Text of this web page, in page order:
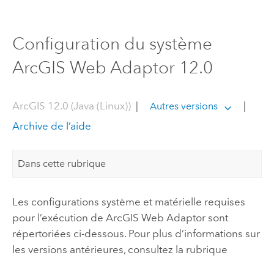
Configuration du système
ArcGIS Web Adaptor 12.0
ArcGIS 12.0 (Java (Linux))| Autres versions
Archive de l’aide
Dans cette rubrique
Les configurations système et matérielle requises
pour l’exécution de ArcGIS Web Adaptorsont
répertoriées ci-dessous. Pour plus d’informations sur
les versions antérieures, consultez la rubrique